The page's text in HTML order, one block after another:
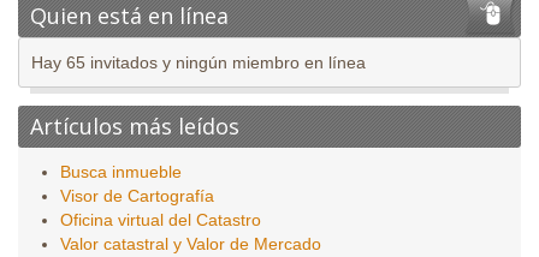
Quien está en línea
Hay 65 invitados y ningún miembro en línea
Artículos más leídos
Busca inmueble
Visor de Cartografía
Oficina virtual del Catastro
Valor catastral y Valor de Mercado